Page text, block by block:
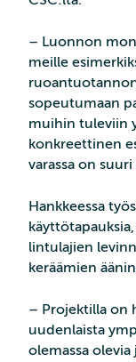
– Luonnon
meille
sopeutumaan
muihin tuleviin
konkreettinen
varassa on
Hankkeessa
lintulajien
keräämien
– Projektilla on
uudenlaista
olemassa